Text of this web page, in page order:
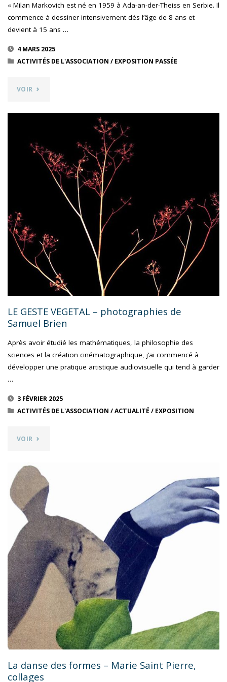
« Milan Markovich est né en 1959 à Ada-an-der-Theiss en Serbie. Il
commence à dessiner intensivement dès l’âge de 8 ans et
devient à 15 ans …
4 MARS 2025
ACTIVITÉS DE L'ASSOCIATION / EXPOSITION PASSÉE
VOIR "INTERTWININGS
MARKOVICH"
LE GESTE VEGETAL – photographies de
Samuel Brien
Après avoir étudié les mathématiques, la philosophie des
sciences et la création cinématographique, j’ai commencé à
développer une pratique artistique audiovisuelle qui tend à garder
…
3 FÉVRIER 2025
ACTIVITÉS DE L'ASSOCIATION /ACTUALITÉ / EXPOSITION
VOIR "LE
VEGETAL
–
PHOTOGRAPHIES
DE
SAMUEL
BRIEN"
La danse des formes – Marie Saint Pierre,
collages